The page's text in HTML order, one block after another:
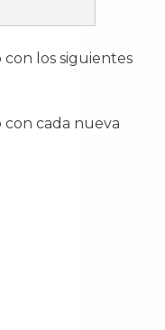
los siguientes
cada nueva